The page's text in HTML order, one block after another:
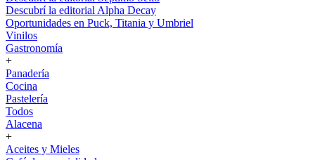
Descubrí la editorial Alpha Decay
Oportunidades en Puck, Titania y Umbriel
Vinilos
Gastronomía
+
Panadería
Cocina
Pastelería
Todos
Alacena
+
Aceites y Mieles